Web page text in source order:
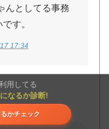
んとしてる事務
す。
17:34
用してる
なるか診断!
かチェック